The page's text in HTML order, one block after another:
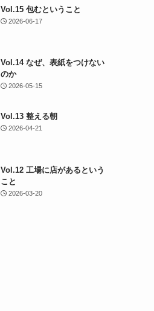
Vol.15 包むということ
2026-06-17
Vol.14 なぜ、表紙をつけない
のか
2026-05-15
Vol.13 整える朝
2026-04-21
Vol.12 工場に店があるという
こと
2026-03-20